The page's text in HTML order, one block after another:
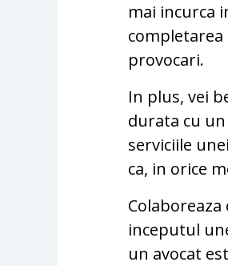
mai incurca
provocari.
In plus, vei
durata cu
serviciile
ca, in orice
inceputul
un avocat